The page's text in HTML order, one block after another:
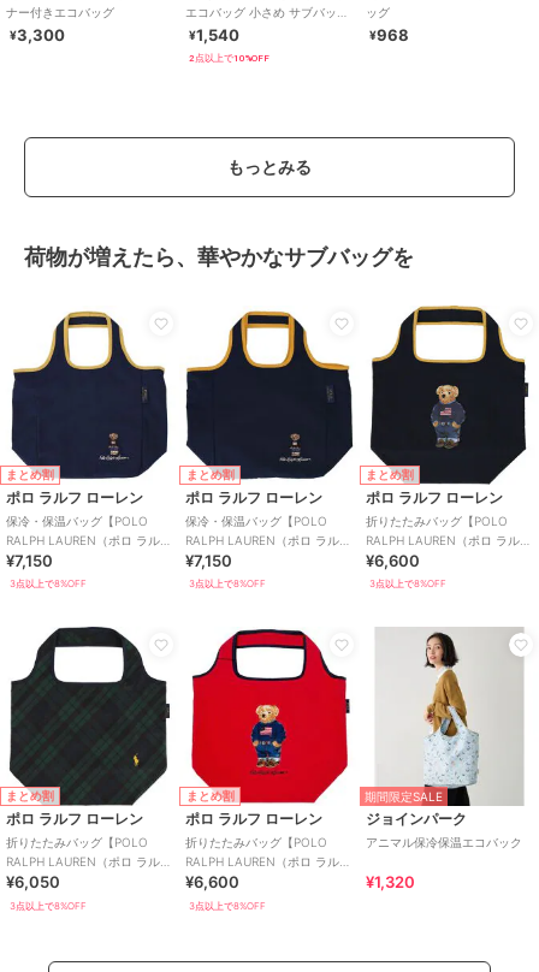
ナー付きエコバッグ
¥3,300
エコバッグ 小さめ サブバッグ
コンパクト 洗濯可能 レディ
ース
¥1,540
2点以上で10%OFF
ッグ
¥968
もっとみる
荷物が増えたら、華やかなサブバッグを
まとめ割
ポロ ラルフ ローレン
保冷・保温バッグ【POLO
RALPH LAUREN（ポロ ラルフ
ローレン）】
¥7,150
3点以上で8%OFF
まとめ割
ポロ ラルフ ローレン
保冷・保温バッグ【POLO
RALPH LAUREN（ポロ ラルフ
ローレン）】
¥7,150
3点以上で8%OFF
まとめ割
ポロ ラルフ ローレン
折りたたみバッグ【POLO
RALPH LAUREN（ポロ ラルフ
ローレン）】
¥6,600
3点以上で8%OFF
まとめ割
ポロ ラルフ ローレン
折りたたみバッグ【POLO
RALPH LAUREN（ポロ ラルフ
ローレン）】
¥6,050
3点以上で8%OFF
まとめ割
ポロ ラルフ ローレン
折りたたみバッグ【POLO
RALPH LAUREN（ポロ ラルフ
ローレン）】
¥6,600
3点以上で8%OFF
期間限定SALE
ジョインパーク
アニマル保冷保温エコバック
¥1,320